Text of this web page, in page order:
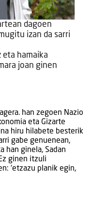
dagoen
izan da sarri
hamaika
joan ginen
han zegoen Nazio
eta Gizarte
hiru hilabete besterik
gabe genuenean,
han ginela, Sadan
ginen itzuli
‘etzazu planik egin,